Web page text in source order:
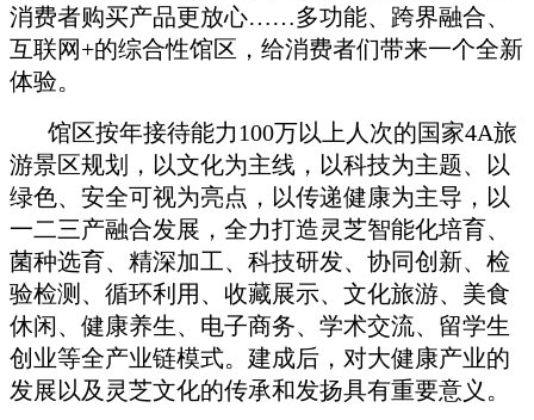
消费者购买产品更放心……多功能、跨界融合、
互联网+的综合性馆区，给消费者们带来一个全新
体验。
馆区按年接待能力100万以上人次的国家4A旅
游景区规划，以文化为主线， 以科技为主题、以
绿色、安全可视为亮点，以传递健康为主导，以
一二三产融合发展，全力打造灵芝智能化培育、
菌种选育、精深加工、科技研发、协同创新、 检
验检测、循环利用、收藏展示、文化旅游、美食
休闲、健康养生、电子商务、 学术交流、留学生
创业等全产业链模式。建成后，对大健康产业的
发展以及灵芝文化的传承和发扬具有重要意义。